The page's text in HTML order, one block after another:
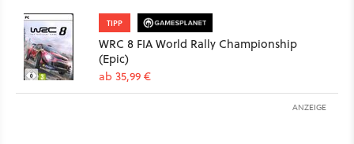
TIPP
WRC 8 FIA World Rally Championship
(Epic)
ab 35,99 €
ANZEIGE